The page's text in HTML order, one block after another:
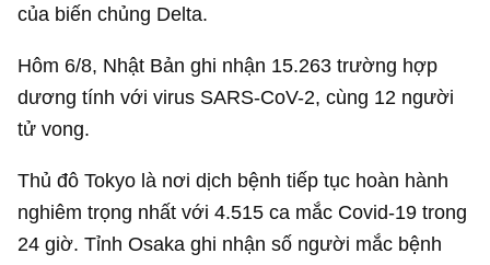
của biến chủng Delta.
Hôm 6/8, Nhật Bản ghi nhận 15.263 trường hợp
dương tính với virus SARS-CoV-2, cùng 12 người
tử vong.
Thủ đô Tokyo là nơi dịch bệnh tiếp tục hoàn hành
nghiêm trọng nhất với 4.515 ca mắc Covid-19 trong
24 giờ. Tỉnh Osaka ghi nhận số người mắc bệnh